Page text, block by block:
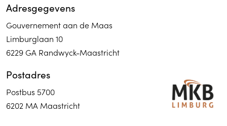
Adresgegevens
Gouvernement aan de Maas
Limburglaan 10
6229 GA Randwyck-Maastricht
Postadres
Postbus 5700
6202 MA Maastricht